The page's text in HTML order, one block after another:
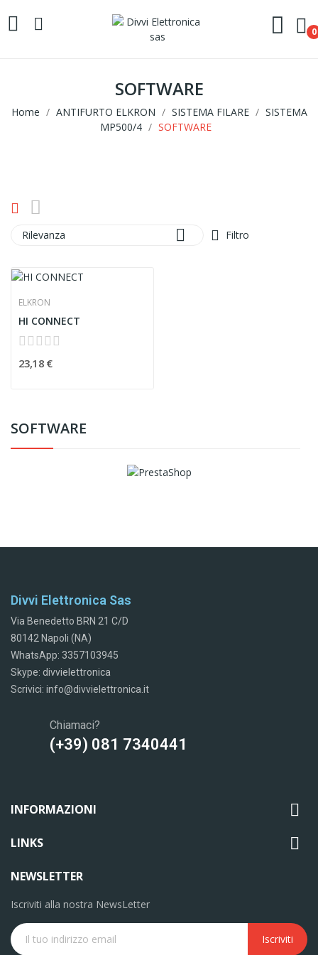
0
SOFTWARE
Home ANTIFURTO ELKRON SISTEMA FILARE
SISTEMA
MP500/4
SOFTWARE
SOFTWARE
Rilevanza  Filtro
ELKRON
HI CONNECT
23,18 €
Divvi Elettronica Sas
Via Benedetto BRN 21 C/D
80142 Napoli (NA)
WhatsApp: 3357103945
Skype: divvielettronica
Scrivici: info@divvielettronica.it
Chiamaci?
(+39) 081 7340441
INFORMAZIONI 
LINKS 
NEWSLETTER
Iscriviti alla nostra NewsLetter
Iscriviti